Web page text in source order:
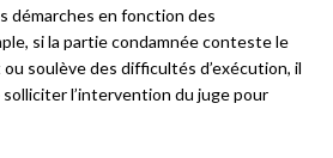
démarches en fonction des
si la partie condamnée conteste le
soulève des difficultés d’exécution, il
l’intervention du juge pour